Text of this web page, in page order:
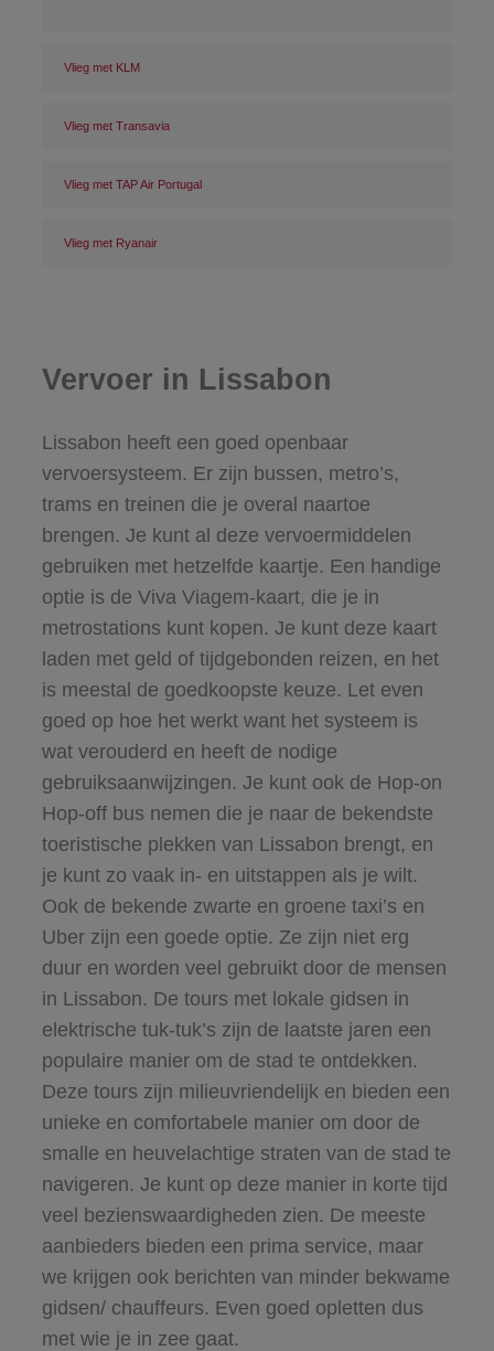
Vlieg met KLM
Vlieg met Transavia
Vlieg met TAP Air Portugal
Vlieg met Ryanair
Vervoer in Lissabon
Lissabon heeft een goed openbaar
vervoersysteem. Er zijn bussen, metro’s,
trams en treinen die je overal naartoe
brengen. Je kunt al deze vervoermiddelen
gebruiken met hetzelfde kaartje. Een handige
optie is de Viva Viagem-kaart, die je in
metrostations kunt kopen. Je kunt deze kaart
laden met geld of tijdgebonden reizen, en het
is meestal de goedkoopste keuze. Let even
goed op hoe het werkt want het systeem is
wat verouderd en heeft de nodige
gebruiksaanwijzingen. Je kunt ook de Hop-on
Hop-off bus nemen die je naar de bekendste
toeristische plekken van Lissabon brengt, en
je kunt zo vaak in- en uitstappen als je wilt.
Ook de bekende zwarte en groene taxi’s en
Uber zijn een goede optie. Ze zijn niet erg
duur en worden veel gebruikt door de mensen
in Lissabon. De tours met lokale gidsen in
elektrische tuk-tuk’s zijn de laatste jaren een
populaire manier om de stad te ontdekken.
Deze tours zijn milieuvriendelijk en bieden een
unieke en comfortabele manier om door de
smalle en heuvelachtige straten van de stad te
navigeren. Je kunt op deze manier in korte tijd
veel bezienswaardigheden zien. De meeste
aanbieders bieden een prima service, maar
we krijgen ook berichten van minder bekwame
gidsen/ chauffeurs. Even goed opletten dus
met wie je in zee gaat.